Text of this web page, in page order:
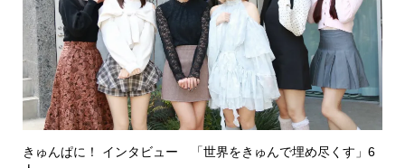
きゅんぱに！ インタビュー 「世界をきゅんで埋め尽くす」6